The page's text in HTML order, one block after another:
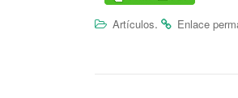
Artículos. Enlace